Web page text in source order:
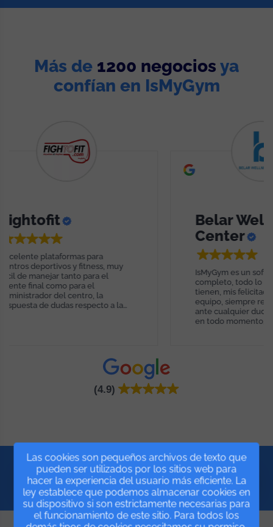
Las cookies son pequeños archivos de texto que
pueden ser utilizados por los sitios web para
hacer la experiencia del usuario más eficiente. La
ley establece que podemos almacenar cookies en
su dispositivo si son estrictamente necesarias para
el funcionamiento de este sitio. Para todos los
Más de 1200 negocios ya
confían en IsMyGym
para
y fitness, muy
tanto para el
para el
centro, la
respecto a la
Belar Wellness
IsMyGym es un software muy
completo, todo lo que pienses lo
tienen, mis felicitaciones a todo el
equipo, siempre respondiendo
ante cualquier duda y ayudándome
en todo momento, además de su
(4.9)
Prueba GRATIS